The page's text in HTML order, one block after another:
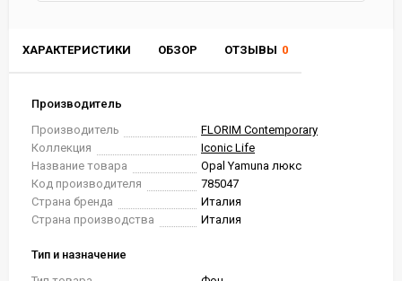
ХАРАКТЕРИСТИКИ ОБЗОР ОТЗЫВЫ 0
Производитель
Производитель
FLORIM Contemporary
Коллекция
Iconic Life
Название товара
Opal Yamuna люкс
Код производителя
785047
Страна бренда
Италия
Страна производства
Италия
Тип и назначение